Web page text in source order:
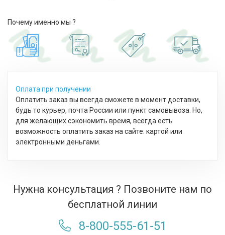
Почему именно мы ?
Оплата при получении
Оплатить заказ вы всегда сможете в момент доставки,
будь то курьер, почта России или пункт самовывоза. Но,
для желающих сэкономить время, всегда есть
возможность оплатить заказ на сайте: картой или
электронными деньгами.
Нужна консультация ? Позвоните нам по
бесплатной линии
8-800-555-61-51